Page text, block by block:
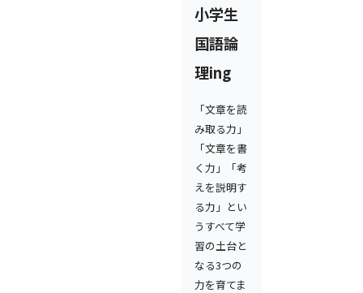
小学生
国語論
理ing
「文章を読
み取る力」
「文章を書
く力」「考
えを説明す
る力」とい
うすべて学
習の土台と
なる3つの
力を育てま